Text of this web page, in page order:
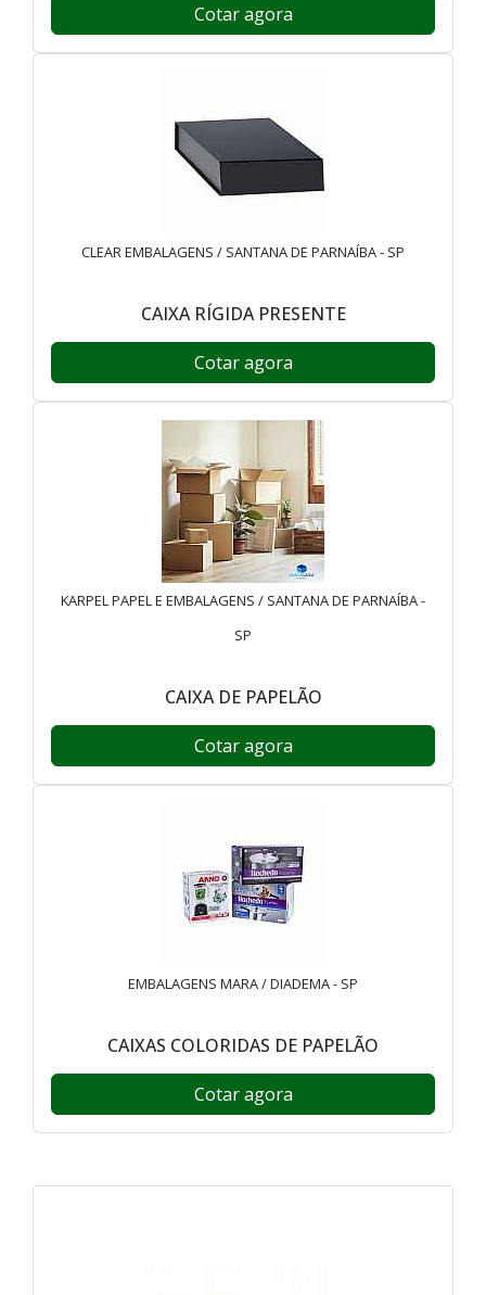
Cotar agora
CLEAR EMBALAGENS / SANTANA DE PARNAÍBA - SP
CAIXA RÍGIDA PRESENTE
Cotar agora
KARPEL PAPEL E EMBALAGENS / SANTANA DE PARNAÍBA -
SP
CAIXA DE PAPELÃO
Cotar agora
EMBALAGENS MARA / DIADEMA - SP
CAIXAS COLORIDAS DE PAPELÃO
Cotar agora